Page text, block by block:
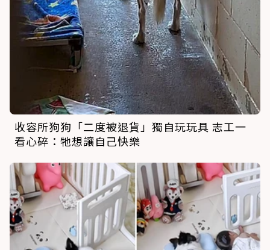
收容所狗狗「二度被退貨」獨自玩玩具 志工一
看心碎：牠想讓自己快樂